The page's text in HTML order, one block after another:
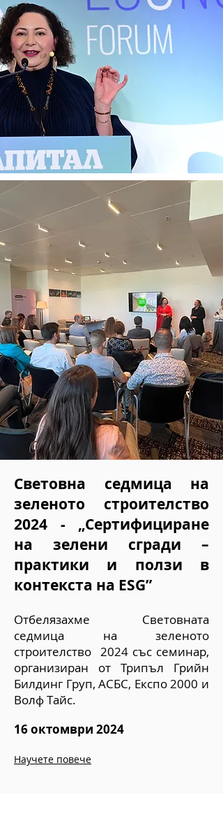
Световна седмица на
зеленото строителство
2024 - „Сертифициране
на зелени сгради –
практики и ползи в
контекста на ESG”
Отбелязахме Световната
седмица на зеленото
строителство 2024 със семинар,
организиран от Трипъл Грийн
Билдинг Груп, АСБС, Експо 2000 и
Волф Тайс.
16 октомври 2024
Научете повече